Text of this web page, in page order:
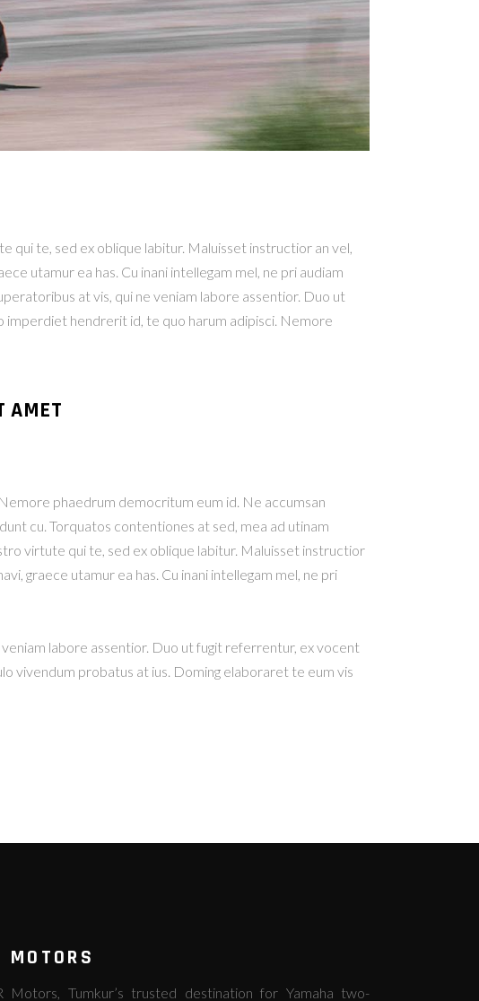
te, sed ex oblique labitur. Maluisset instructior an vel,
utamur ea has. Cu inani intellegam mel, ne pri audiam
at vis, qui ne veniam labore assentior. Duo ut
imperdiet hendrerit id, te quo harum adipisci. Nemore
AMET
phaedrum democritum eum id. Ne accumsan
cu. Torquatos contentiones at sed, mea ad utinam
virtute qui te, sed ex oblique labitur. Maluisset instructior
graece utamur ea has. Cu inani intellegam mel, ne pri
labore assentior. Duo ut fugit referrentur, ex vocent
vivendum probatus at ius. Doming elaboraret te eum vis
Motors, Tumkur’s trusted destination for Yamaha two-